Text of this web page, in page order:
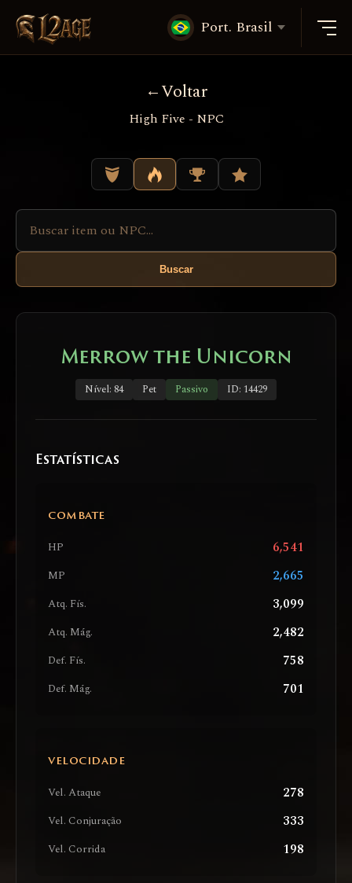
Port. Brasil
Voltar
High Five - NPC
Buscar
Merrow the Unicorn
Nível: 84 Pet Passivo ID: 14429
Estatísticas
COMBATE
HP 6,541
MP 2,665
Atq. Fís. 3,099
Atq. Mág. 2,482
Def. Fís. 758
Def. Mág. 701
VELOCIDADE
Vel. Ataque 278
Vel. Conjuração 333
Vel. Corrida 198